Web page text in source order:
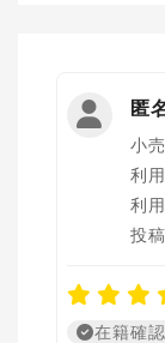
匿
小
利
利
投
在籍確認